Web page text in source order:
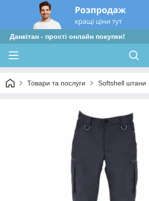
Данкітан - прості онлайн покупки!
Товари та послуги Softshell штани